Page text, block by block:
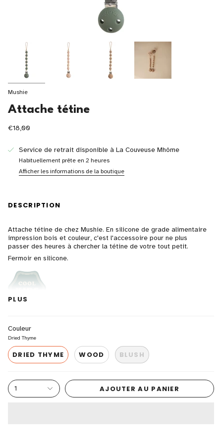
Mushie
Attache tétine
€18,00
Service de retrait disponible à La Couveuse Mhôme
Habituellement prête en 2 heures
Afficher les informations de la boutique
DESCRIPTION
Attache tétine de chez Mushie. En silicone de grade alimentaire
impression bois et couleur, c'est l'accessoire pour ne plus
passer des heures à chercher la tétine de votre tout petit.
Fermoir en silicone.
PLUS
Couleur
Dried Thyme
DRIED THYME WOOD BLUSH
1 AJOUTER AU PANIER